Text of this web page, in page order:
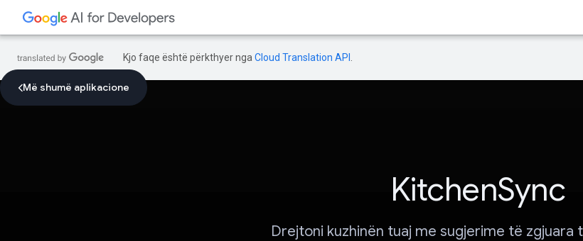
Kjo faqe është përkthyer nga Cloud Translation API
Më shumë aplikacione
KitchenSync
Drejtoni kuzhinën tuaj me sugjerime të zgjuara